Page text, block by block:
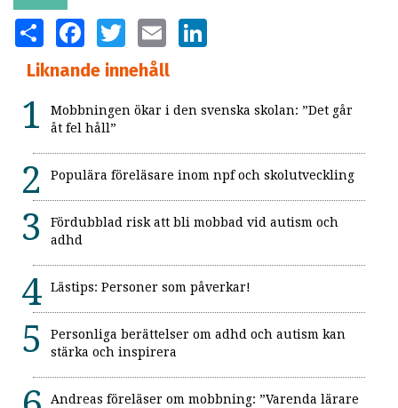
SHARE FACEBOOKTWITTER EMAIL
Liknande innehåll
Mobbningen ökar i den svenska skolan: ”Det går
åt fel håll”
Populära föreläsare inom npf och skolutveckling
Fördubblad risk att bli mobbad vid autism och
adhd
Lästips: Personer som påverkar!
Personliga berättelser om adhd och autism kan
stärka och inspirera
Andreas föreläser om mobbning: ”Varenda lärare